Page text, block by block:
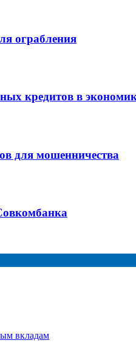
ограбления
кредитов в
для мошенничества
вкладам